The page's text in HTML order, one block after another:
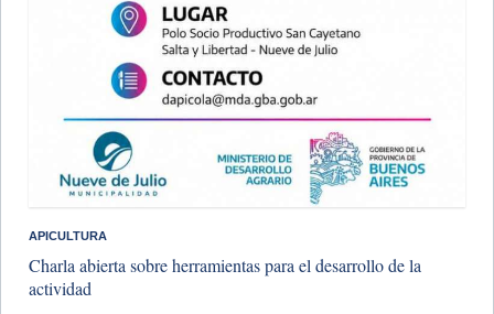
APICULTURA
Charla abierta sobre herramientas para el desarrollo de la
actividad